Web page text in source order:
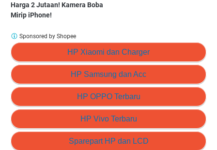
Harga 2 Jutaan! Kamera Boba
Mirip iPhone!
HP Xiaomi dan Charger
HP Samsung dan Acc
HP OPPO Terbaru
HP Vivo Terbaru
Sparepart HP dan LCD
Sponsored by Shopee